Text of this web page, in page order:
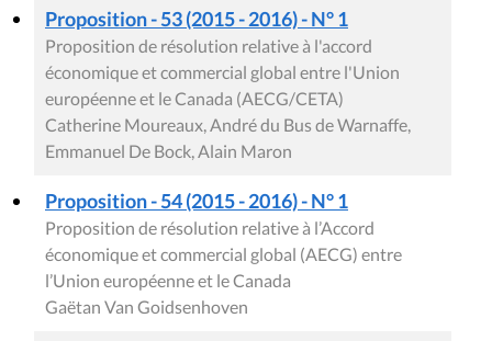
Proposition - 53 (2015 - 2016) - N° 1
Proposition de résolution relative à l'accord
économique et commercial global entre l'Union
européenne et le Canada (AECG/CETA)
Catherine Moureaux, André du Bus de Warnaffe,
Emmanuel De Bock, Alain Maron
Proposition - 54 (2015 - 2016) - N° 1
Proposition de résolution relative à l’Accord
économique et commercial global (AECG) entre
l’Union européenne et le Canada
Gaëtan Van Goidsenhoven